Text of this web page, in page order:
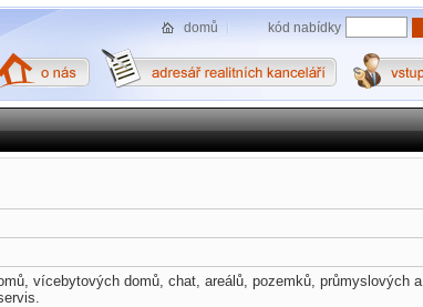
vícebytových domů, chat, areálů, pozemků, průmyslových a
kód nabídky
domů